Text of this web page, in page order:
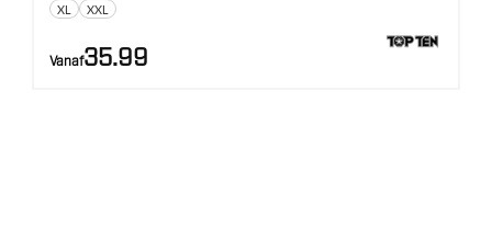
XL XXL
Vanaf35.99